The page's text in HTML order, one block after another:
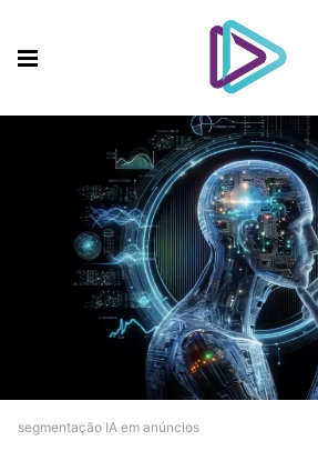
segmentação IA em anúncios